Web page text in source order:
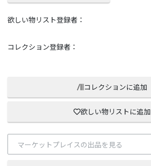
欲しい物リスト登録者：
コレクション登録者：
コレクションに追加
欲しい物リストに追加
マーケットプレイスの出品を見る